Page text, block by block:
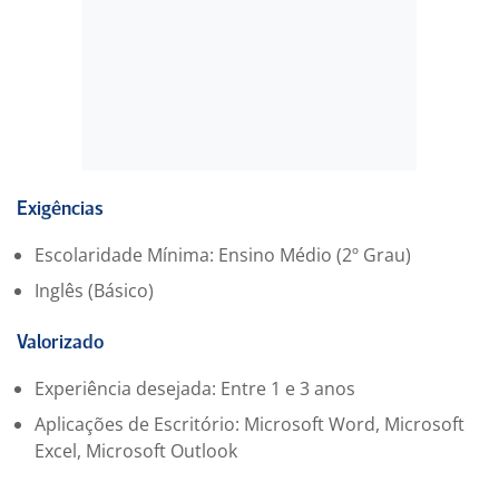
Exigências
Escolaridade Mínima: Ensino Médio (2º Grau)
Inglês (Básico)
Valorizado
Experiência desejada: Entre 1 e 3 anos
Aplicações de Escritório: Microsoft Word, Microsoft
Excel, Microsoft Outlook